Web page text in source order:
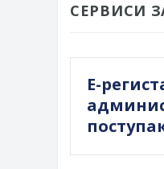
СЕРВИСИ
Е-